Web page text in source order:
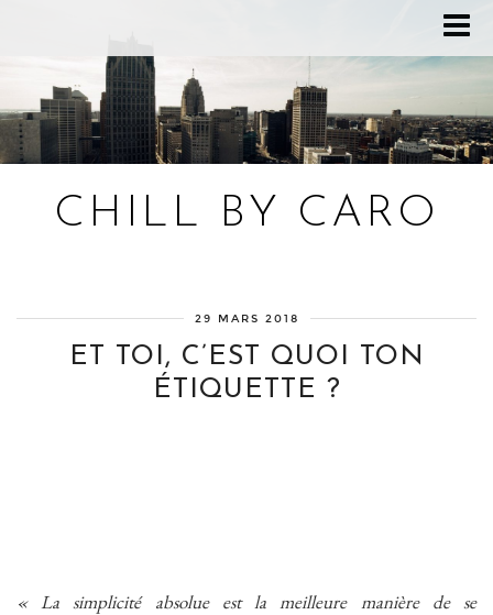
CHILL BY CARO
29 MARS 2018
ET TOI, C’EST QUOI TON
ÉTIQUETTE ?
« La simplicité absolue est la meilleure manière de se